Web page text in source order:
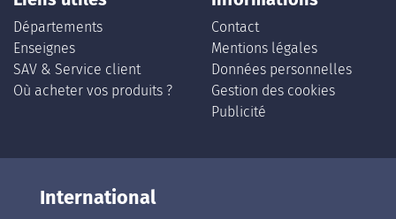
Départements
Enseignes
SAV & Service client
Où acheter vos produits ?
Contact
Mentions légales
Données personnelles
Gestion des cookies
Publicité
International